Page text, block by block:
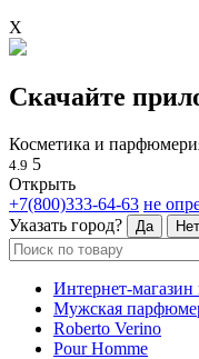
X
Скачайте
Косметика и
4.9 5
Открыть
+7(800)333-64-63 не
Указать город?
Да Нет
Интернет-
Мужская
Roberto Verino
Pour Homme